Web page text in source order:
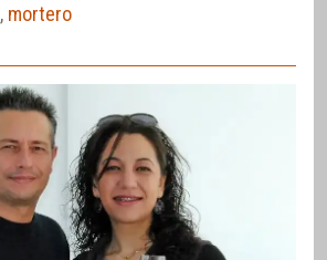
, mortero